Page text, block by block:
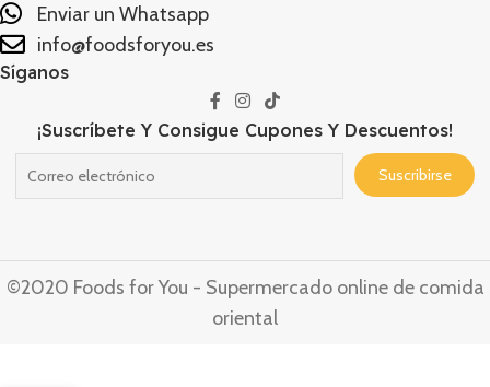
Enviar un Whatsapp
info@foodsforyou.es
Síganos
¡Suscríbete Y Consigue Cupones Y Descuentos!
©2020 Foods for You - Supermercado online de comida
oriental